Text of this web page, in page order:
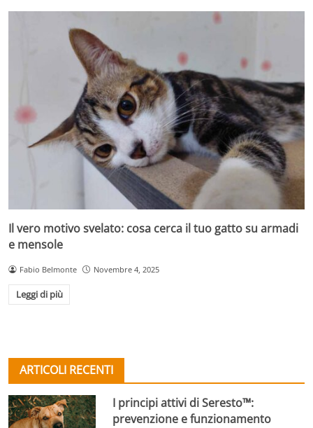
Il vero motivo svelato: cosa cerca il tuo gatto su armadi
e mensole
Fabio Belmonte Novembre 4, 2025
Leggi di più
ARTICOLI RECENTI
I principi attivi di Seresto™:
prevenzione e funzionamento